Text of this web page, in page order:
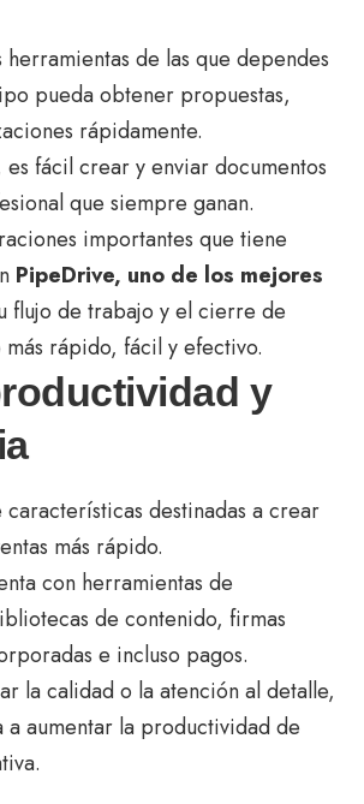
herramientas de las que dependes
pueda obtener propuestas,
rápidamente.
es fácil crear y enviar documentos
que siempre ganan.
importantes que tiene
PipeDrive, uno de los mejores
flujo de trabajo y el cierre de
más rápido, fácil y efectivo.
y
características destinadas a crear
más rápido.
con herramientas de
de contenido, firmas
e incluso pagos.
la calidad o la atención al detalle,
a aumentar la productividad de